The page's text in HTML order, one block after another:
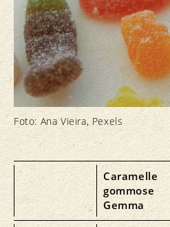
Foto: Ana Vieira, Pexels
Caramelle
gommose
Gemma